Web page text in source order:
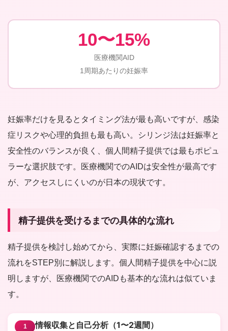
10〜15%
医療機関AID
1周期あたりの妊娠率
妊娠率だけを見るとタイミング法が最も高いですが、感染
症リスクや心理的負担も最も高い。シリンジ法は妊娠率と
安全性のバランスが良く、個人間精子提供では最もポピュ
ラーな選択肢です。医療機関でのAIDは安全性が最高です
が、アクセスしにくいのが日本の現状です。
精子提供を受けるまでの具体的な流れ
精子提供を検討し始めてから、実際に妊娠確認するまでの
流れをSTEP別に解説します。個人間精子提供を中心に説
明しますが、医療機関でのAIDも基本的な流れは似ていま
す。
1 情報収集と自己分析（1〜2週間）